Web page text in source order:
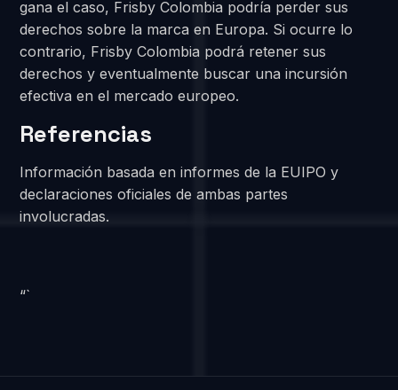
gana el caso, Frisby Colombia podría perder sus
derechos sobre la marca en Europa. Si ocurre lo
contrario, Frisby Colombia podrá retener sus
derechos y eventualmente buscar una incursión
efectiva en el mercado europeo.
Referencias
Información basada en informes de la EUIPO y
declaraciones oficiales de ambas partes
involucradas.
“`